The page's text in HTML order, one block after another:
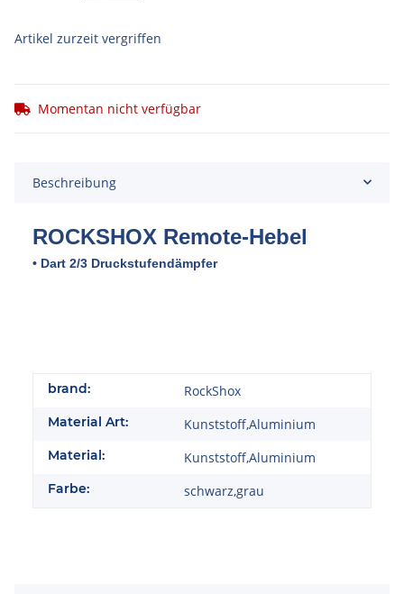
Artikel zurzeit vergriffen
Momentan nicht verfügbar
Beschreibung
ROCKSHOX Remote-Hebel
• Dart 2/3 Druckstufendämpfer
brand: RockShox
Material Art: Kunststoff,Aluminium
Material: Kunststoff,Aluminium
Farbe: schwarz,grau